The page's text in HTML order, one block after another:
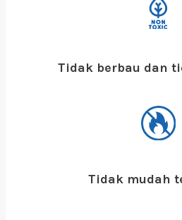
Tidak berbau dan
Tidak mudah